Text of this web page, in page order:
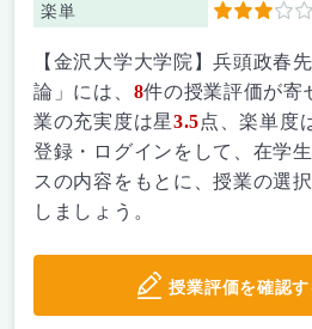
楽単 3
【金沢大学大学院】兵頭政春
論」には、 8件の授業評価が寄
業の充実度は星3.5点、楽単度
登録・ログインをして、在学
スの内容をもとに、授業の選
しましょう。
授業評価を確認す